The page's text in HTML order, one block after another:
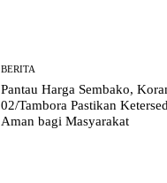
BERITA
Pantau Harga Sembako,
02/Tambora Pastikan
Aman bagi Masyarakat